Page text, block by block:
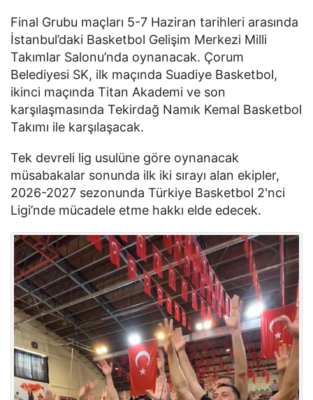
Final Grubu maçları 5-7 Haziran tarihleri arasında
İstanbul’daki Basketbol Gelişim Merkezi Milli
Takımlar Salonu’nda oynanacak. Çorum
Belediyesi SK, ilk maçında Suadiye Basketbol,
ikinci maçında Titan Akademi ve son
karşılaşmasında Tekirdağ Namık Kemal Basketbol
Takımı ile karşılaşacak.
Tek devreli lig usulüne göre oynanacak
müsabakalar sonunda ilk iki sırayı alan ekipler,
2026-2027 sezonunda Türkiye Basketbol 2'nci
Ligi’nde mücadele etme hakkı elde edecek.